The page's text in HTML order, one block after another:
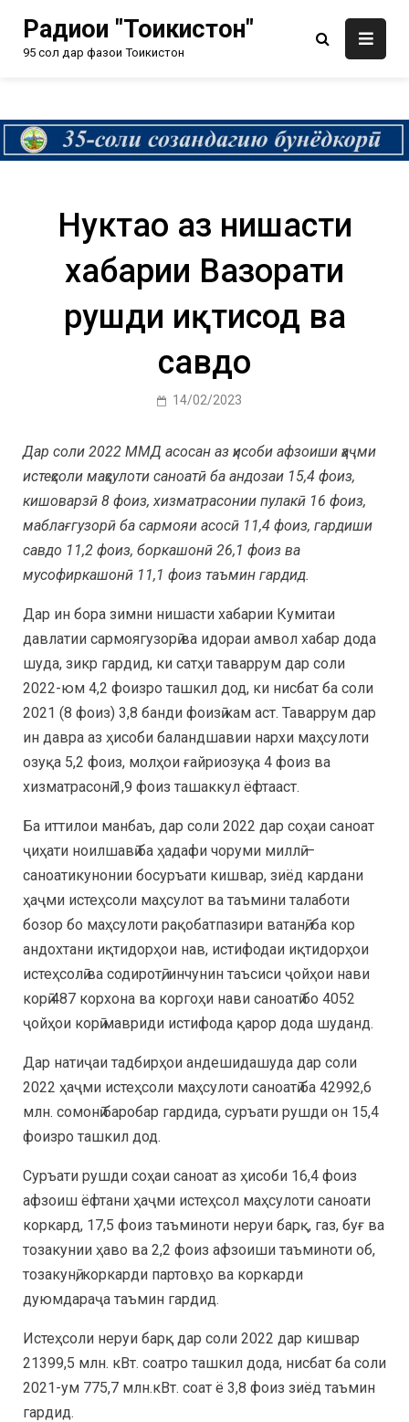
Радиои "Тоҷикистон"
95 сол дар фазои Тоҷикистон
Нуктаҳо аз нишасти
хабарии Вазорати
рушди иқтисод ва
савдо
14/02/2023
Дар соли 2022 ММД асосан аз ҳисоби афзоиши ҳаҷми
истеҳсоли маҳсулоти саноатӣ ба андозаи 15,4 фоиз,
кишоварзӣ 8 фоиз, хизматрасонии пулакӣ 16 фоиз,
маблағгузорӣ ба сармояи асосӣ 11,4 фоиз, гардиши
савдо 11,2 фоиз, боркашонӣ 26,1 фоиз ва
мусофиркашонӣ 11,1 фоиз таъмин гардид.
Дар ин бора зимни нишасти хабарии Кумитаи
давлатии сармоягузорӣ ва идораи амвол хабар дода
шуда, зикр гардид, ки сатҳи таваррум дар соли
2022-юм 4,2 фоизро ташкил дод, ки нисбат ба соли
2021 (8 фоиз) 3,8 банди фоизӣ кам аст. Таваррум дар
ин давра аз ҳисоби баландшавии нархи маҳсулоти
озуқа 5,2 фоиз, молҳои ғайриозуқа 4 фоиз ва
хизматрасонӣ 1,9 фоиз ташаккул ёфтааст.
Ба иттилои манбаъ, дар соли 2022 дар соҳаи саноат
ҷиҳати ноилшавӣ ба ҳадафи чоруми миллӣ —
саноатикунонии босуръати кишвар, зиёд кардани
ҳаҷми истеҳсоли маҳсулот ва таъмини талаботи
бозор бо маҳсулоти рақобатпазири ватанӣ, ба кор
андохтани иқтидорҳои нав, истифодаи иқтидорҳои
истеҳсолӣ ва содиротӣ, инчунин таъсиси ҷойҳои нави
корӣ 487 корхона ва коргоҳи нави саноатӣ бо 4052
ҷойҳои корӣ мавриди истифода қарор дода шуданд.
Дар натиҷаи тадбирҳои андешидашуда дар соли
2022 ҳаҷми истеҳсоли маҳсулоти саноатӣ ба 42992,6
млн. сомонӣ баробар гардида, суръати рушди он 15,4
фоизро ташкил дод.
Суръати рушди соҳаи саноат аз ҳисоби 16,4 фоиз
афзоиш ёфтани ҳаҷми истеҳсол маҳсулоти саноати
коркард, 17,5 фоиз таъминоти неруи барқ, газ, буғ ва
тозакунии ҳаво ва 2,2 фоиз афзоиши таъминоти об,
тозакунӣ, коркарди партовҳо ва коркарди
дуюмдараҷа таъмин гардид.
Истеҳсоли неруи барқ дар соли 2022 дар кишвар
21399,5 млн. кВт. соатро ташкил дода, нисбат ба соли
2021-ум 775,7 млн.кВт. соат ё 3,8 фоиз зиёд таъмин
гардид.